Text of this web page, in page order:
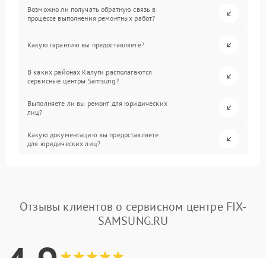
Возможно ли получать обратную связь в
процессе выполнения ремонтных работ?
Какую гарантию вы предоставляете?
В каких районах Калуги располагаются
сервисные центры Samsung?
Выполняете ли вы ремонт для юридических
лиц?
Какую документацию вы предоставляете
для юридических лиц?
Отзывы клиентов о сервисном центре FIX-
SAMSUNG.RU